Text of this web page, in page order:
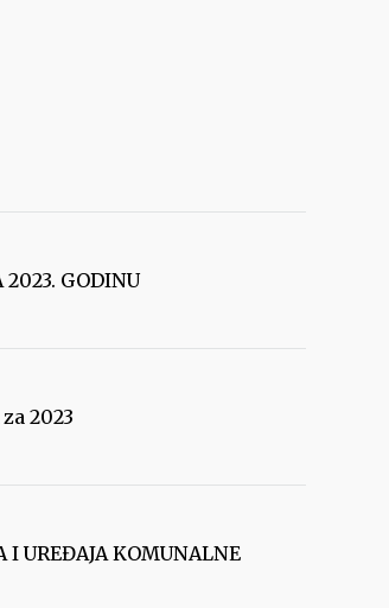
GODINU
2023
I UREĐAJA KOMUNALNE